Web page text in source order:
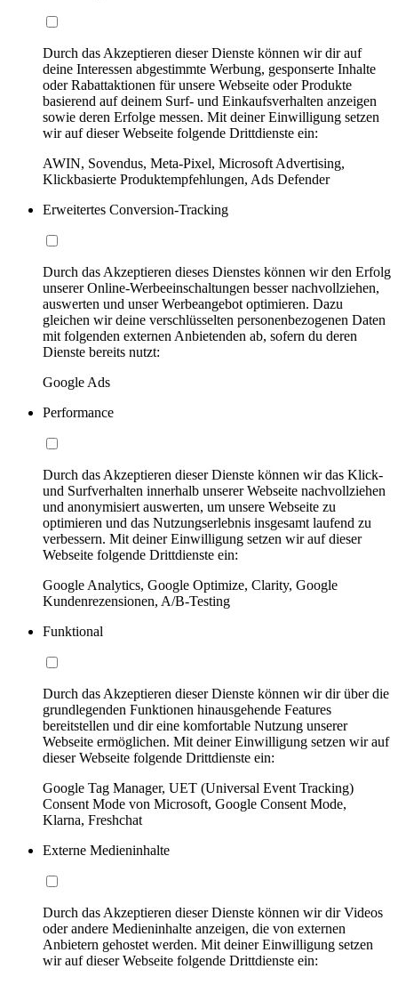
Durch das Akzeptieren dieser Dienste können wir dir auf
deine Interessen abgestimmte Werbung, gesponserte Inhalte
oder Rabattaktionen für unsere Webseite oder Produkte
basierend auf deinem Surf- und Einkaufsverhalten anzeigen
sowie deren Erfolge messen. Mit deiner Einwilligung setzen
wir auf dieser Webseite folgende Drittdienste ein:
AWIN, Sovendus, Meta-Pixel, Microsoft Advertising,
Klickbasierte Produktempfehlungen, Ads Defender
Erweitertes Conversion-Tracking
Durch das Akzeptieren dieses Dienstes können wir den Erfolg
unserer Online-Werbeeinschaltungen besser nachvollziehen,
auswerten und unser Werbeangebot optimieren. Dazu
gleichen wir deine verschlüsselten personenbezogenen Daten
mit folgenden externen Anbietenden ab, sofern du deren
Dienste bereits nutzt:
Google Ads
Performance
Durch das Akzeptieren dieser Dienste können wir das Klick-
und Surfverhalten innerhalb unserer Webseite nachvollziehen
und anonymisiert auswerten, um unsere Webseite zu
optimieren und das Nutzungserlebnis insgesamt laufend zu
verbessern. Mit deiner Einwilligung setzen wir auf dieser
Webseite folgende Drittdienste ein:
Google Analytics, Google Optimize, Clarity, Google
Kundenrezensionen, A/B-Testing
Funktional
Durch das Akzeptieren dieser Dienste können wir dir über die
grundlegenden Funktionen hinausgehende Features
bereitstellen und dir eine komfortable Nutzung unserer
Webseite ermöglichen. Mit deiner Einwilligung setzen wir auf
dieser Webseite folgende Drittdienste ein:
Google Tag Manager, UET (Universal Event Tracking)
Consent Mode von Microsoft, Google Consent Mode,
Klarna, Freshchat
Externe Medieninhalte
Durch das Akzeptieren dieser Dienste können wir dir Videos
oder andere Medieninhalte anzeigen, die von externen
Anbietern gehostet werden. Mit deiner Einwilligung setzen
wir auf dieser Webseite folgende Drittdienste ein: